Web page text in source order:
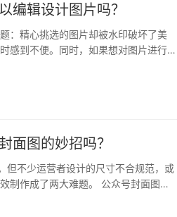
编辑设计图片吗？
：精心挑选的图片却被水印破坏了美
感到不便。同时，如果想对图片进行二
面图的妙招吗？
但不少运营者设计的尺寸不合规范，或
制作成了两大难题。 公众号封面图有